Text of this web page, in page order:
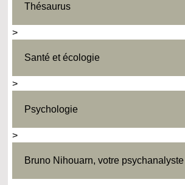
Thésaurus
>
Santé et écologie
>
Psychologie
>
Bruno Nihouarn, votre